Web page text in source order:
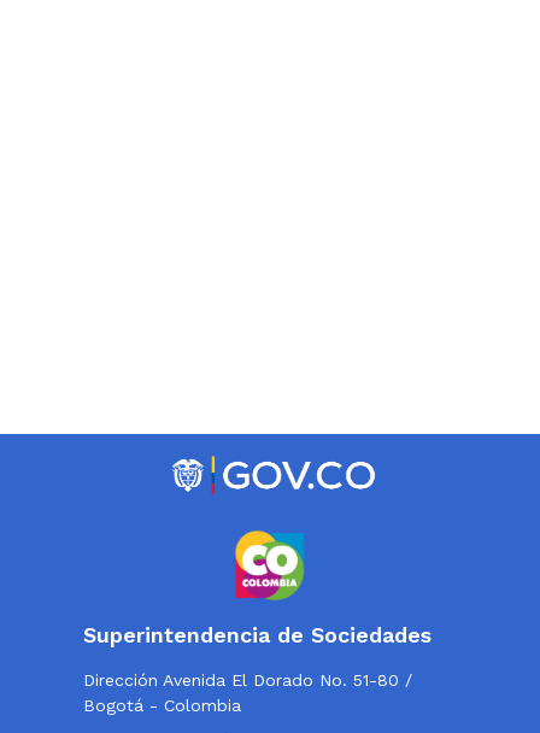
Superintendencia de Sociedades
Dirección Avenida El Dorado No. 51-80 /
Bogotá - Colombia